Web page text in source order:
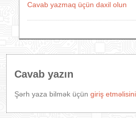
Cavab yazmaq üçün daxil olun
Cavab yazın
Şərh yaza bilmək üçün giriş